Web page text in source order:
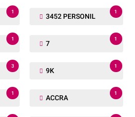
1
3452 PERSONIL
1
1
7
1
3
9K
1
1
ACCRA
1